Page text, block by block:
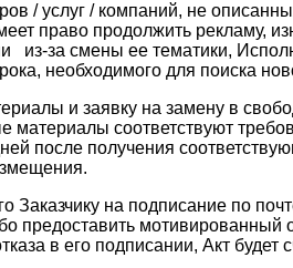
/ услуг / компаний, не
право продолжить рекламу,
за смены ее тематики,
необходимого для поиска
и заявку на замену в
материалы соответствуют
после получения
Заказчику на подписание по
предоставить мотивированный
в его подписании, Акт будет